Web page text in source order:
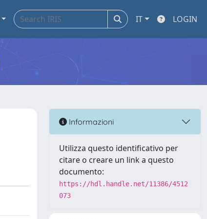
IT LOGIN
Informazioni
Utilizza questo identificativo per
citare o creare un link a questo
documento:
https://hdl.handle.net/11386/4512
073